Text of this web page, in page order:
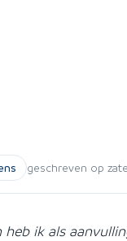
geschreven op
heb ik als